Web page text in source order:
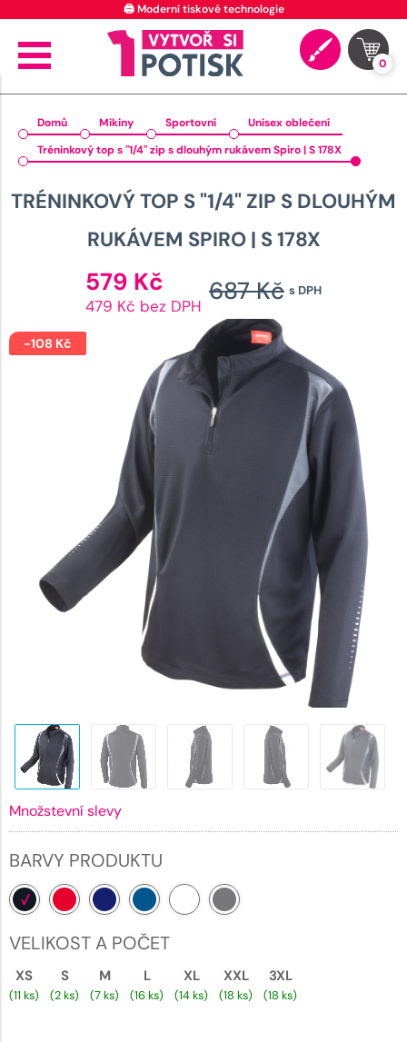
0
Domů Mikiny Sportovní
Unisex oblečení
Tréninkový top s "1/4" zip s dlouhým rukávem Spiro | S 178X
TRÉNINKOVÝ TOP S "1/4" ZIP S DLOUHÝM
RUKÁVEM SPIRO | S 178X
s DPH
687Kč
byla:
687 Kč.
579 Kč cena
579 Kč.
479 Kč bez DPH
-108 Kč
Množstevní slevy
BARVY PRODUKTU
VELIKOST A POČET
XS
(11 ks)
S
(2 ks)
M
(7 ks)
L
(16 ks)
XL
(14 ks)
XXL
(18 ks)
3XL
(18 ks)